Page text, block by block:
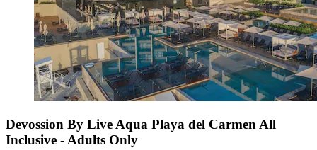
Devossion By Live Aqua Playa del Carmen All
Inclusive - Adults Only